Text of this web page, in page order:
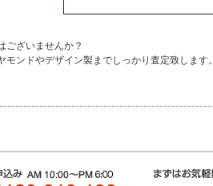
ございませんか？
ンドやデザイン製までしっかり査定致します。